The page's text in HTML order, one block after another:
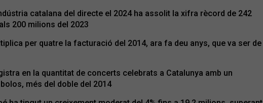
catalana del directe el 2024 ha assolit la xifra rècord de 242
200 milions del 2023
per quatre la facturació del 2014, ara fa deu anys, que va ser de
en la quantitat de concerts celebrats a Catalunya amb un
més del doble del 2014